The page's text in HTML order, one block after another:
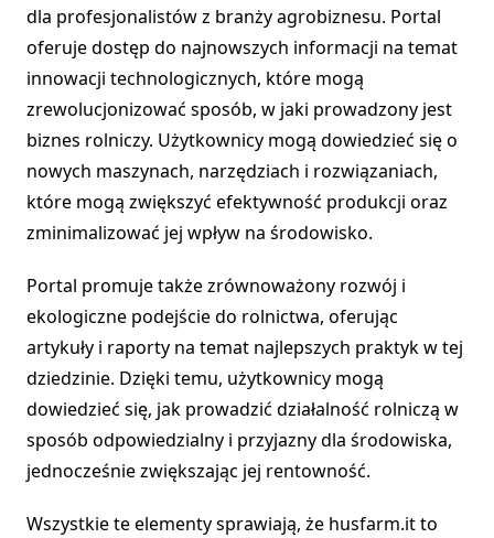
dla profesjonalistów z branży agrobiznesu. Portal
oferuje dostęp do najnowszych informacji na temat
innowacji technologicznych, które mogą
zrewolucjonizować sposób, w jaki prowadzony jest
biznes rolniczy. Użytkownicy mogą dowiedzieć się o
nowych maszynach, narzędziach i rozwiązaniach,
które mogą zwiększyć efektywność produkcji oraz
zminimalizować jej wpływ na środowisko.
Portal promuje także zrównoważony rozwój i
ekologiczne podejście do rolnictwa, oferując
artykuły i raporty na temat najlepszych praktyk w tej
dziedzinie. Dzięki temu, użytkownicy mogą
dowiedzieć się, jak prowadzić działalność rolniczą w
sposób odpowiedzialny i przyjazny dla środowiska,
jednocześnie zwiększając jej rentowność.
Wszystkie te elementy sprawiają, że husfarm.it to